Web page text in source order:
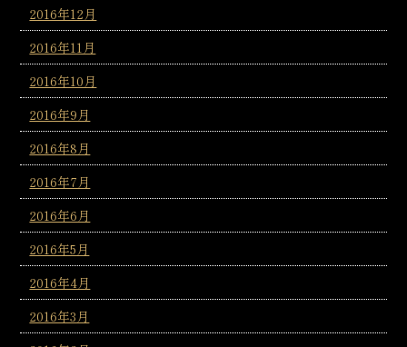
2016年12月
2016年11月
2016年10月
2016年9月
2016年8月
2016年7月
2016年6月
2016年5月
2016年4月
2016年3月